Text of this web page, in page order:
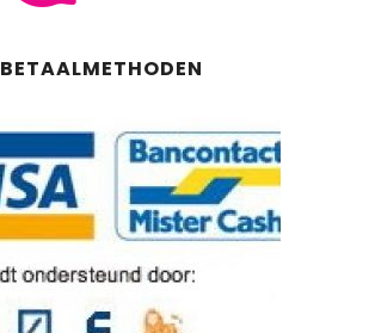
BETAALMETHODEN